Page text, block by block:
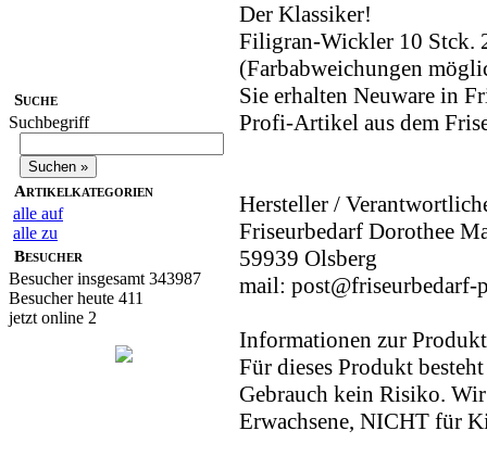
Suche
Suchbegriff
Artikelkategorien
alle auf
alle zu
Besucher
Besucher insgesamt 343987
Besucher heute 411
jetzt online 2
Der Klassiker!
Filigran-Wickler 10 Stck.
(Farbabweichungen
Sie erhalten Neuware in
Profi-Artikel aus dem
Hersteller /
Friseurbedarf Dorothee
59939 Olsberg
mail: post@friseurbedarf-
Informationen zur
Für dieses Produkt
Gebrauch kein Risiko.
Erwachsene, NICHT für